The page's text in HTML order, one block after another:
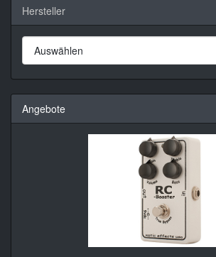
Hersteller
Angebote